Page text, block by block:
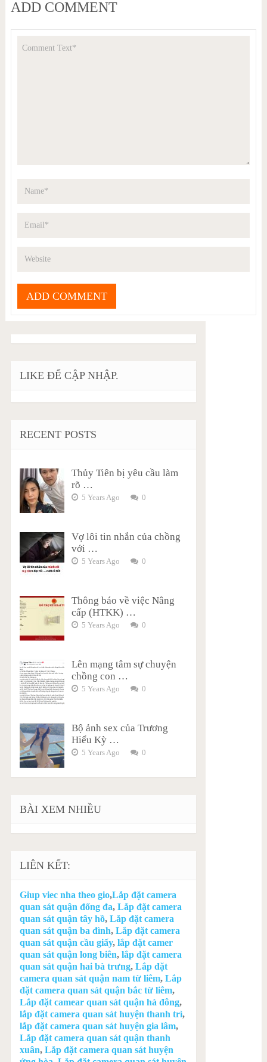
ADD COMMENT
LIKE ĐỂ CẬP NHẬP.
RECENT POSTS
Thủy Tiên bị yêu cầu làm
rõ …
5 Years Ago 0
Vợ lôi tin nhắn của chồng
với …
5 Years Ago 0
Thông báo về việc Nâng
cấp (HTKK) …
5 Years Ago 0
Lên mạng tâm sự chuyện
chồng con …
5 Years Ago 0
Bộ ảnh sex của Trương
Hiểu Kỳ …
5 Years Ago 0
BÀI XEM NHIỀU
LIÊN KẾT:
Giup viec nha theo gio,Lắp đặt camera
quan sát quận đống đa, Lắp đặt camera
quan sát quận tây hồ, Lắp đặt camera
quan sát quận ba đình, Lắp đặt camera
quan sát quận cầu giấy, lắp đặt camer
quan sát quận long biên, lắp đặt camera
quan sát quận hai bà trưng, Lắp đặt
camera quan sát quận nam từ liêm, Lắp
đặt camera quan sát quận bắc từ liêm,
Lắp đặt camear quan sát quận hà đông,
lắp đặt camera quan sát huyện thanh trì,
lắp đặt camera quan sát huyện gia lâm,
Lắp đặt camera quan sát quận thanh
xuân, Lắp đặt camera quan sát huyện